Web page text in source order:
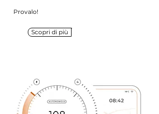
Provalo!
Scopri di più